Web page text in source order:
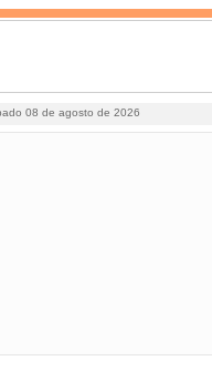
08 de agosto de 2026